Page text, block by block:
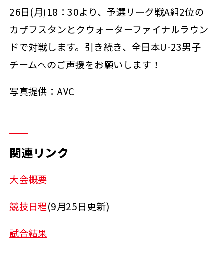
26日(月)18：30より、予選リーグ戦A組2位の
カザフスタンとクウォーターファイナルラウン
ドで対戦します。引き続き、全日本U-23男子
チームへのご声援をお願いします！
写真提供：AVC
関連リンク
大会概要
競技日程(9月25日更新)
試合結果